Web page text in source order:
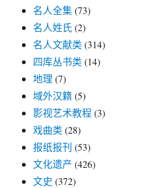
名人全集(73)
名人姓氏(2)
名人文献类 (314)
四库丛书类 (14)
地理 (7)
域外汉籍 (5)
影视艺术教程 (3)
戏曲类 (28)
报纸报刊 (53)
文化遗产 (426)
文史 (372)